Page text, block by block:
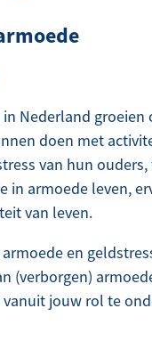
Nederland
doen met
van hun
in armoede leven,
van leven.
en
(verborgen)
jouw rol te